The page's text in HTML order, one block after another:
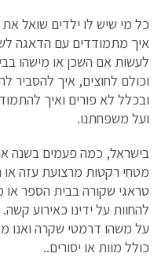
כל מי שיש לו ילדים שואל
איך מתמודדים עם הדאגה
לעשות אם השכן או מישהו
וכולם לחוצים, איך
ובכלל לא פורים ואיך
ועל משפחתנו.
בישראל, כמה פעמים בשנה
מטחי רקטות מרצועת עזה
טראגי שקורה בבית הספר או
להחוות על ידינו כאירוע
על משהו דרמטי שקרה ואנו
כולל מוות או יסורים..